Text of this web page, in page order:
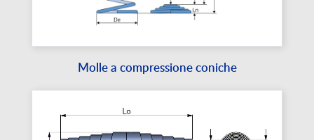
Molle a compressione coniche